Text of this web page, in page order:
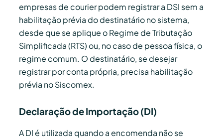
empresas de courier podem registrar a DSI sem a
habilitação prévia do destinatário no sistema,
desde que se aplique o Regime de Tributação
Simplificada (RTS) ou, no caso de pessoa física, o
regime comum. O destinatário, se desejar
registrar por conta própria, precisa habilitação
prévia no Siscomex.
Declaração de Importação (DI)
A DI é utilizada quando a encomenda não se